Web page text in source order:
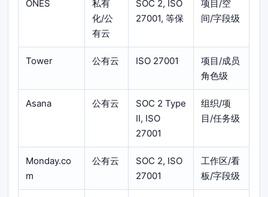
ONES
私有
化/公
有云
SOC 2, ISO
27001, 等保
项目/空
间/字段级
Tower 公有云 ISO 27001
项目/成员
角色级
Asana 公有云
SOC 2 Type
II, ISO
27001
组织/项
目/任务级
Monday.co
m
公有云
SOC 2, ISO
27001
工作区/看
板/字段级